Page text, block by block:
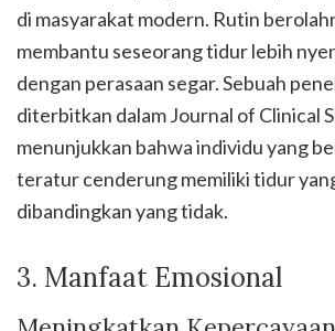
di masyarakat modern. Rutin
membantu seseorang tidur lebih
dengan perasaan segar. Sebuah
diterbitkan dalam Journal of Clinical
menunjukkan bahwa individu yang
teratur cenderung memiliki tidur
dibandingkan yang tidak.
3. Manfaat Emosional